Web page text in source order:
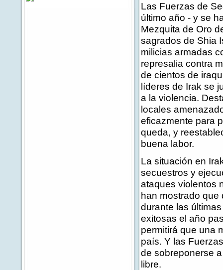
Las Fuerzas de
último año - y se
Mezquita de Oro
sagrados de Shia
milicias armadas
represalia contra
de cientos de
líderes de Irak se
a la violencia.
locales
eficazmente para
queda, y
buena labor.
La situación en
secuestros y
ataques violentos
han mostrado que
durante las
exitosas el año
permitirá que una
país. Y las
de sobreponerse
libre.